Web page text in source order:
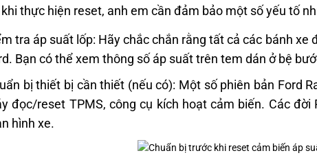
thực hiện reset, anh em cần đảm bảo một số yếu tố
tra áp suất lốp: Hãy chắc chắn rằng tất cả các bánh
Bạn có thể xem thông số áp suất trên tem dán ở bệ
bị thiết bị cần thiết (nếu có): Một số phiên bản Ford
đọc/reset TPMS, công cụ kích hoạt cảm biến. Các
hình xe.